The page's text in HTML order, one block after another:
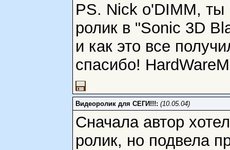
PS. Nick o'DIMM, ты
ролик в "Sonic 3D
и как это все
спасибо!
Видеоролик для СЕГИ!!!: (10.05.04)
Сначала автор
ролик, но подвела